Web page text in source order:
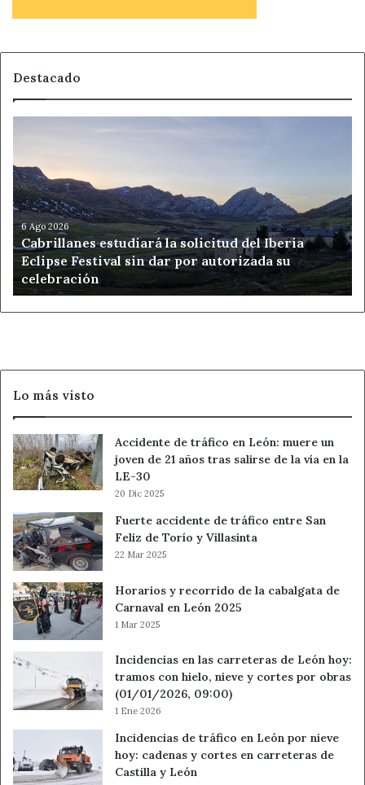
Destacado
solicitud
del
Iberia
Eclipse
Festival
sin
dar
por
autorizada
6 Ago 2026
Cabrillanes estudiará la solicitud del Iberia
Eclipse Festival sin dar por autorizada su
celebración
Lo más visto
Accidente de tráfico en León: muere un
joven de 21 años tras salirse de la vía en la
LE-30
20 Dic 2025
Fuerte accidente de tráfico entre San
Feliz de Torío y Villasinta
22 Mar 2025
Horarios y recorrido de la cabalgata de
Carnaval en León 2025
1 Mar 2025
Incidencias en las carreteras de León hoy:
tramos con hielo, nieve y cortes por obras
(01/01/2026, 09:00)
1 Ene 2026
Incidencias de tráfico en León por nieve
hoy: cadenas y cortes en carreteras de
Castilla y León